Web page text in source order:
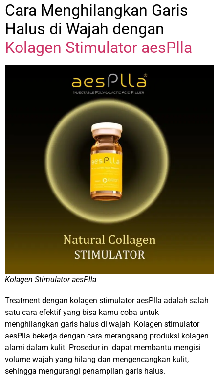
Cara Menghilangkan Garis
Halus di Wajah dengan
Kolagen Stimulator aesPlla
Kolagen Stimulator aesPlla
Treatment dengan kolagen stimulatoraesPlla adalah salah
satu cara efektif yang bisa kamu coba untuk
menghilangkan garis halus di wajah. Kolagen stimulator
aesPlla bekerja dengan cara merangsang produksi kolagen
alami dalam kulit. Prosedur ini dapat membantu mengisi
volume wajah yang hilang dan mengencangkan kulit,
sehingga mengurangi penampilan garis halus.